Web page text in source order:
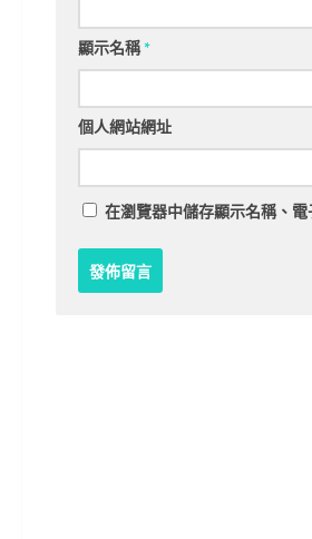
顯示名稱*
個人網站網址
在瀏覽器中儲存顯示名稱、